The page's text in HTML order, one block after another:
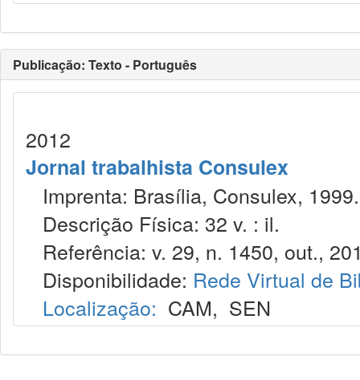
Publicação: Texto - Português
2012
Jornal trabalhista Consulex
Imprenta: Brasília, Consulex, 1999.
Descrição Física: 32 v. : il.
Referência: v. 29, n. 1450, out.,
Disponibilidade: Rede Virtual de
Localização: CAM, SEN